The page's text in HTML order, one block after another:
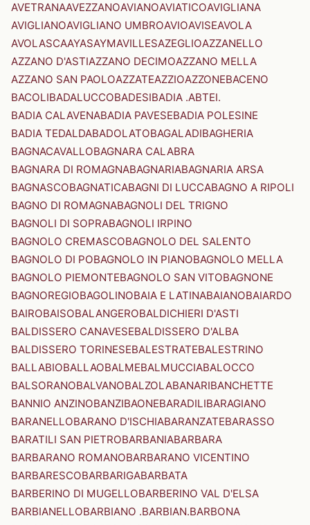
AVETRANAAVEZZANOAVIANOAVIATICOAVIGLIANA
AVIGLIANOAVIGLIANO UMBROAVIOAVISEAVOLA
AVOLASCAAYASAYMAVILLESAZEGLIOAZZANELLO
AZZANO D'ASTIAZZANO DECIMOAZZANO MELLA
AZZANO SAN PAOLOAZZATEAZZIOAZZONEBACENO
BACOLIBADALUCCOBADESIBADIA .ABTEI.
BADIA CALAVENABADIA PAVESEBADIA POLESINE
BADIA TEDALDABADOLATOBAGALADIBAGHERIA
BAGNACAVALLOBAGNARA CALABRA
BAGNARA DI ROMAGNABAGNARIABAGNARIA ARSA
BAGNASCOBAGNATICABAGNI DI LUCCABAGNO A RIPOLI
BAGNO DI ROMAGNABAGNOLI DEL TRIGNO
BAGNOLI DI SOPRABAGNOLI IRPINO
BAGNOLO CREMASCOBAGNOLO DEL SALENTO
BAGNOLO DI POBAGNOLO IN PIANOBAGNOLO MELLA
BAGNOLO PIEMONTEBAGNOLO SAN VITOBAGNONE
BAGNOREGIOBAGOLINOBAIA E LATINABAIANOBAIARDO
BAIROBAISOBALANGEROBALDICHIERI D'ASTI
BALDISSERO CANAVESEBALDISSERO D'ALBA
BALDISSERO TORINESEBALESTRATEBALESTRINO
BALLABIOBALLAOBALMEBALMUCCIABALOCCO
BALSORANOBALVANOBALZOLABANARIBANCHETTE
BANNIO ANZINOBANZIBAONEBARADILIBARAGIANO
BARANELLOBARANO D'ISCHIABARANZATEBARASSO
BARATILI SAN PIETROBARBANIABARBARA
BARBARANO ROMANOBARBARANO VICENTINO
BARBARESCOBARBARIGABARBATA
BARBERINO DI MUGELLOBARBERINO VAL D'ELSA
BARBIANELLOBARBIANO .BARBIAN.BARBONA